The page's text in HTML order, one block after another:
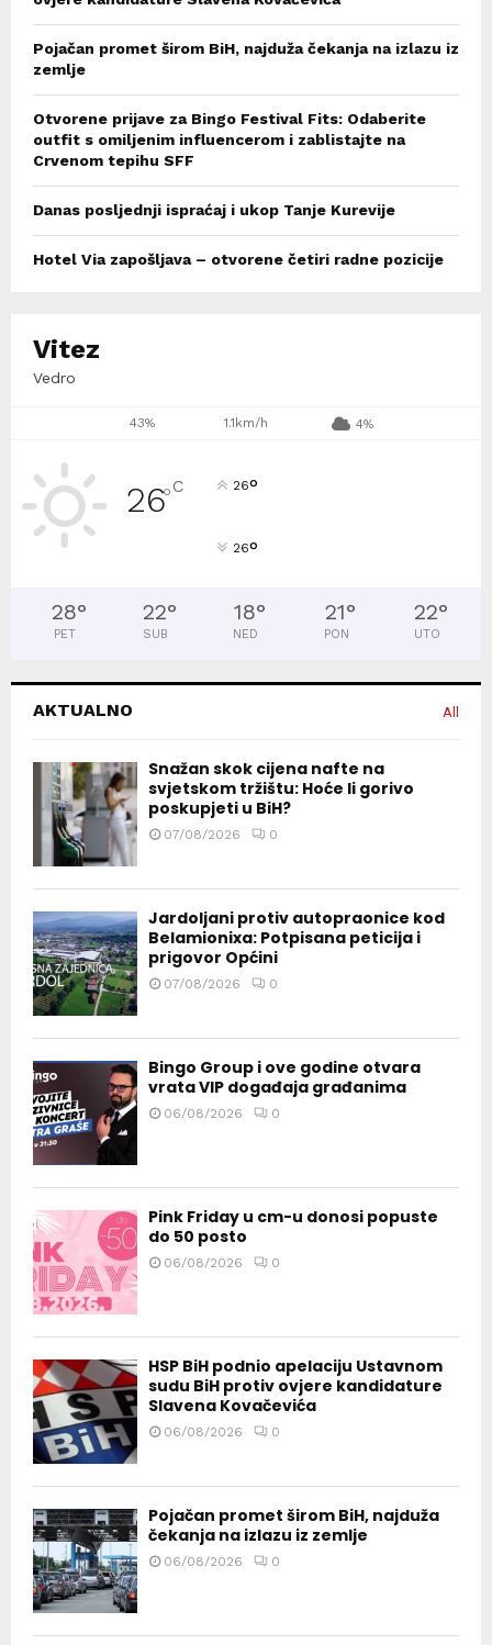
Pojačan promet širom BiH, najduža čekanja na izlazu iz
zemlje
Otvorene prijave za Bingo Festival Fits: Odaberite
outfit s omiljenim influencerom i zablistajte na
Crvenom tepihu SFF
Danas posljednji ispraćaj i ukop Tanje Kurevije
Hotel Via zapošljava – otvorene četiri radne pozicije
Vitez
Vedro
43% 1.1km/h 4%
26°C 26°
26°
28°
PET
22°
SUB
18°
NED
21°
PON
22°
UTO
AKTUALNO All
Snažan skok cijena nafte na
svjetskom tržištu: Hoće li gorivo
poskupjeti u BiH?
07/08/2026 0
Jardoljani protiv autopraonice kod
Belamionixa: Potpisana peticija i
prigovor Općini
07/08/2026 0
Bingo Group i ove godine otvara
vrata VIP događaja građanima
06/08/2026 0
Pink Friday u cm-u donosi popuste
do 50 posto
06/08/2026 0
HSP BiH podnio apelaciju Ustavnom
sudu BiH protiv ovjere kandidature
Slavena Kovačevića
06/08/2026 0
Pojačan promet širom BiH, najduža
čekanja na izlazu iz zemlje
06/08/2026 0